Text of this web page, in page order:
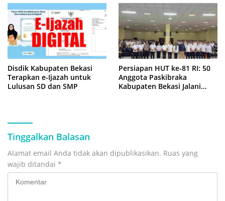
Disdik Kabupaten Bekasi
Terapkan e-Ijazah untuk
Lulusan SD dan SMP
Persiapan HUT ke-81 RI: 50
Anggota Paskibraka
Kabupaten Bekasi Jalani
Tinggalkan Balasan
Alamat email Anda tidak akan dipublikasikan. Ruas yang
wajib ditandai *